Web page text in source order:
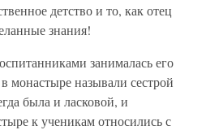
детство и то, как отец
знания!
занималась его
монастыре называли сестрой
была и ласковой, и
к ученикам относились с